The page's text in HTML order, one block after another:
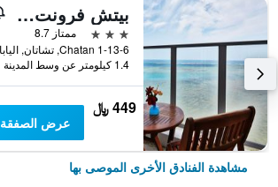
بيتش فرونت تاور ميهاما باي دي إس آيتش
3 نجوم
ممتاز 8.7
1-13-6 Chatan, تشاتان, اليابان
1.4 كيلومتر عن وسط المدينة
449 ﷼
عرض الصفقة
مشاهدة الفنادق الأخرى الموصى بها